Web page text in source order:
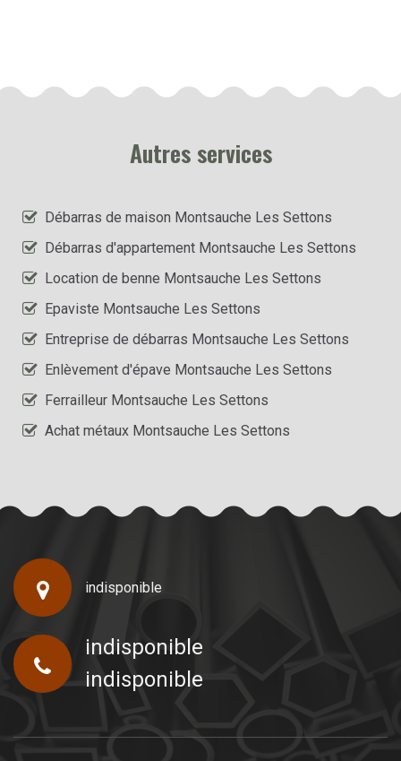
Autres services
Débarras de maison Montsauche Les Settons
Débarras d'appartement Montsauche Les Settons
Location de benne Montsauche Les Settons
Epaviste Montsauche Les Settons
Entreprise de débarras Montsauche Les Settons
Enlèvement d'épave Montsauche Les Settons
Ferrailleur Montsauche Les Settons
Achat métaux Montsauche Les Settons
indisponible
indisponible
indisponible